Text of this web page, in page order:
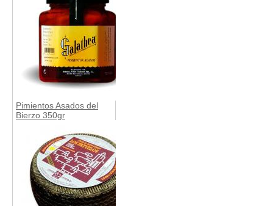
Pimientos Asados del
Bierzo 350gr